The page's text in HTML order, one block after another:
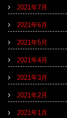
2021年7月
2021年6月
2021年5月
2021年4月
2021年3月
2021年2月
2021年1月